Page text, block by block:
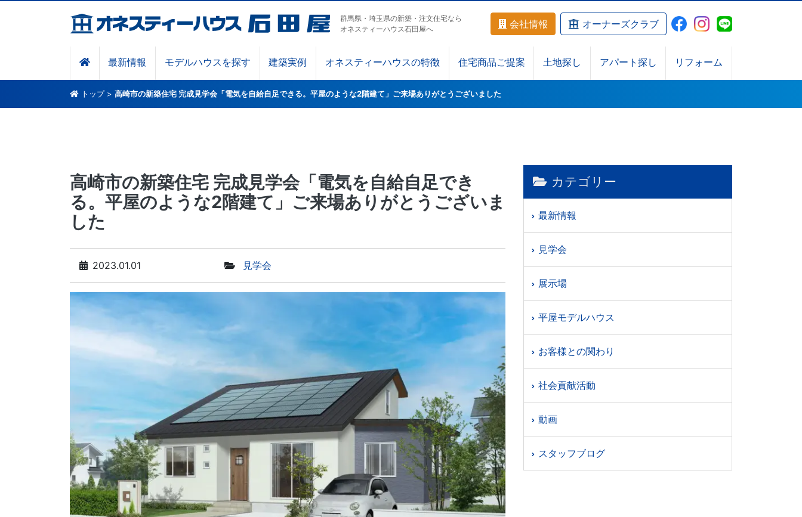
群馬県・埼玉県の新築・注文住宅なら
オネスティーハウス石田屋へ
会社情報 オーナーズクラブ
最新情報 モデルハウスを探す 建築実例 オネスティーハウスの特徴 住宅商品ご提案 土地探し アパート探し リフォーム
トップ> 高崎市の新築住宅 完成見学会「電気を自給自足できる。平屋のような2階建て」ご来場ありがとうございました
高崎市の新築住宅 完成見学会「電気を自給自足でき
る。平屋のような2階建て」ご来場ありがとうございま
した
2023.01.01 見学会
カテゴリー
最新情報
見学会
展示場
平屋モデルハウス
お客様との関わり
社会貢献活動
動画
スタッフブログ